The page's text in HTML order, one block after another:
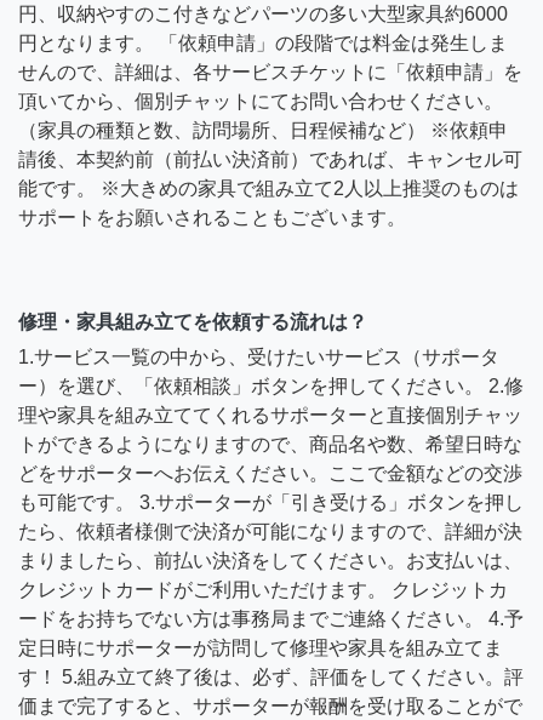
円、収納やすのこ付きなどパーツの多い大型家具約6000
円となります。 「依頼申請」の段階では料金は発生しま
せんので、詳細は、各サービスチケットに「依頼申請」を
頂いてから、個別チャットにてお問い合わせください。
（家具の種類と数、訪問場所、日程候補など） ※依頼申
請後、本契約前（前払い決済前）であれば、キャンセル可
能です。 ※大きめの家具で組み立て2人以上推奨のものは
サポートをお願いされることもございます。
修理・家具組み立てを依頼する流れは？
1.サービス一覧の中から、受けたいサービス（サポータ
ー）を選び、「依頼相談」ボタンを押してください。 2.修
理や家具を組み立ててくれるサポーターと直接個別チャッ
トができるようになりますので、商品名や数、希望日時な
どをサポーターへお伝えください。ここで金額などの交渉
も可能です。 3.サポーターが「引き受ける」ボタンを押し
たら、依頼者様側で決済が可能になりますので、詳細が決
まりましたら、前払い決済をしてください。お支払いは、
クレジットカードがご利用いただけます。 クレジットカ
ードをお持ちでない方は事務局までご連絡ください。 4.予
定日時にサポーターが訪問して修理や家具を組み立てま
す！ 5.組み立て終了後は、必ず、評価をしてください。評
価まで完了すると、サポーターが報酬を受け取ることがで